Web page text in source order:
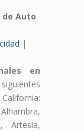
Auto
|
en
Artesia,